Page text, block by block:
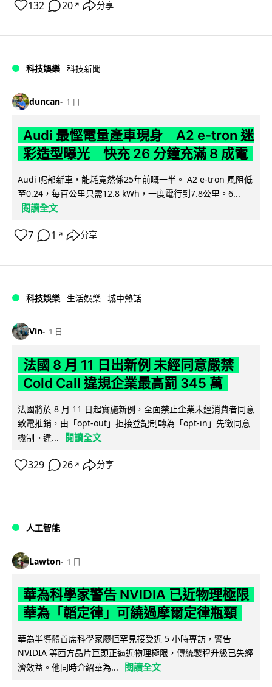
132 20 ↗ 分享
科技娛樂 科技新聞
duncan 1 日
Audi 最慳電量產車現身 A2 e-tron 迷
彩造型曝光 快充 26 分鐘充滿 8 成電
Audi 呢部新車，能耗竟然係25年前嘅一半。 A2 e-tron 風阻低
至0.24，每百公里只需12.8 kWh，一度電行到7.8公里。6...
閱讀全文
7 1 ↗ 分享
科技娛樂 生活娛樂 城中熱話
Vin 1 日
法國 8 月 11 日出新例 未經同意嚴禁
Cold Call 違規企業最高罰 345 萬
法國將於 8 月 11 日起實施新例，全面禁止企業未經消費者同意
致電推銷，由「opt-out」拒接登記制轉為「opt-in」先徵同意
機制。違...
閱讀全文
329 26 ↗ 分享
人工智能
Lawton 1 日
華為科學家警告 NVIDIA 已近物理極限
華為「韜定律」可繞過摩爾定律瓶頸
華為半導體首席科學家廖恒罕見接受近 5 小時專訪，警告
NVIDIA 等西方晶片巨頭正逼近物理極限，傳統製程升級已失經
濟效益。他同時介紹華為...
閱讀全文